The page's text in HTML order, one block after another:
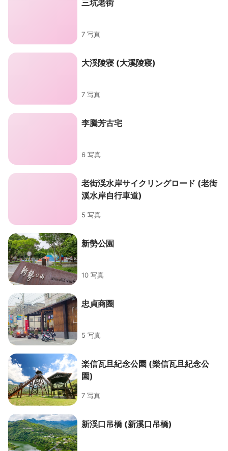
三坑老街
7 写真
大渓陵寝 (大溪陵寢)
7 写真
李騰芳古宅
6 写真
老街渓水岸サイクリングロード (老街
溪水岸自行車道)
5 写真
新勢公園
10 写真
忠貞商圈
5 写真
楽信瓦旦紀念公園 (樂信瓦旦紀念公
園)
7 写真
新渓口吊橋 (新溪口吊橋)